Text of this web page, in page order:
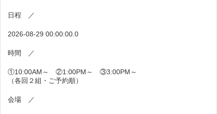
日程 ／
2026-08-29 00:00:00.0
時間 ／
①10:00AM～ ②1:00PM～ ③3:00PM～
（各回２組・ご予約順）
会場 ／